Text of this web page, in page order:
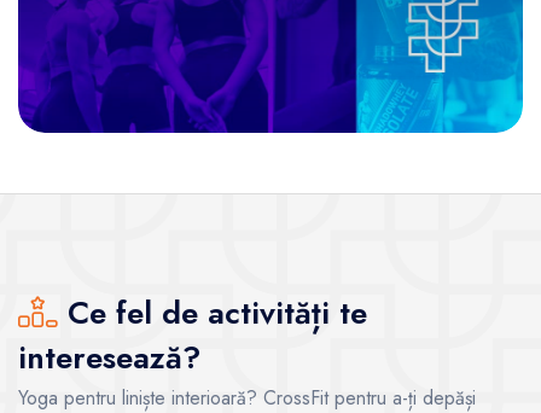
Ce fel de activități te
interesează?
Yoga pentru liniște interioară? CrossFit pentru a-ți depăși